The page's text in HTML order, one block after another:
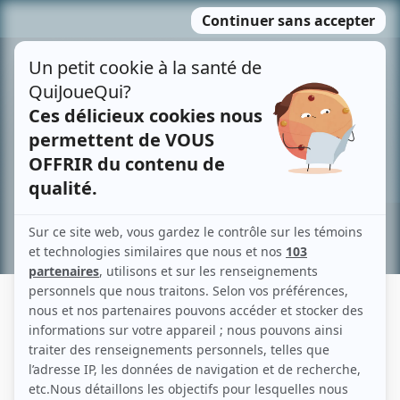
MENU
contenu
Recherche avancée »
JEAN-PHILIPPE COLLIN
Liens
Fiche de Jean-Philippe Collin sur Showbizz.net